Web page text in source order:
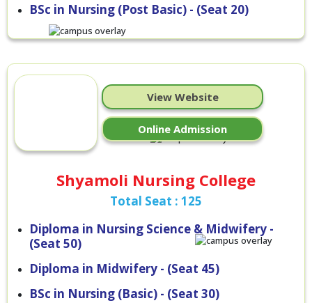
BSc in Nursing (Post Basic) - (Seat 20)
View Website
Online Admission
Shyamoli Nursing College
Total Seat : 125
Diploma in Nursing Science & Midwifery -
(Seat 50)
Diploma in Midwifery - (Seat 45)
BSc in Nursing (Basic) - (Seat 30)